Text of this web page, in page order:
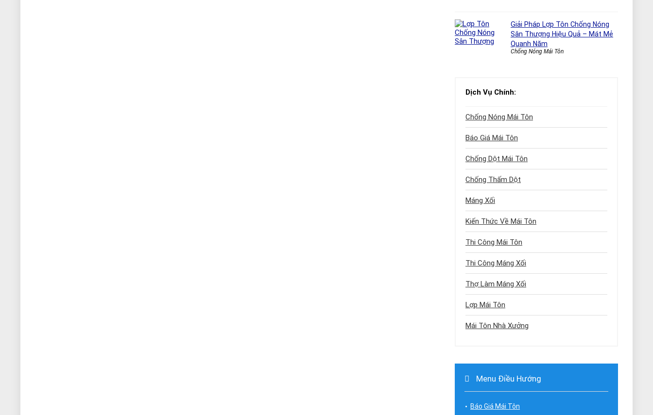
Giải Pháp Lợp Tôn Chống Nóng
Sân Thượng Hiệu Quả – Mát Mẻ
Quanh Năm
Chống Nóng Mái Tôn
Dịch Vụ Chính:
Chống Nóng Mái Tôn
Báo Giá Mái Tôn
Chống Dột Mái Tôn
Chống Thấm Dột
Máng Xối
Kiến Thức Về Mái Tôn
Thi Công Mái Tôn
Thi Công Máng Xối
Thợ Làm Máng Xối
Lợp Mái Tôn
Mái Tôn Nhà Xưởng
Menu Điều Hướng
Báo Giá Mái Tôn